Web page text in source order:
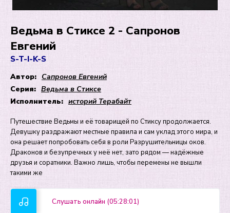
Ведьма в Стиксе 2 - Сапронов
Евгений
S-T-I-K-S
Автор: Сапронов Евгений
Серия: Ведьма в Стиксе
Исполнитель: историй Терабайт
Путешествие Ведьмы и её товарищей по Стиксу продолжается.
Девушку раздражают местные правила и сам уклад этого мира, и
она решает попробовать себя в роли Разрушительницы оков.
Драконов и безупречных у неё нет, зато рядом — надёжные
друзья и соратники. Важно лишь, чтобы перемены не вышли
такими же
Слушать онлайн (05:28:01)